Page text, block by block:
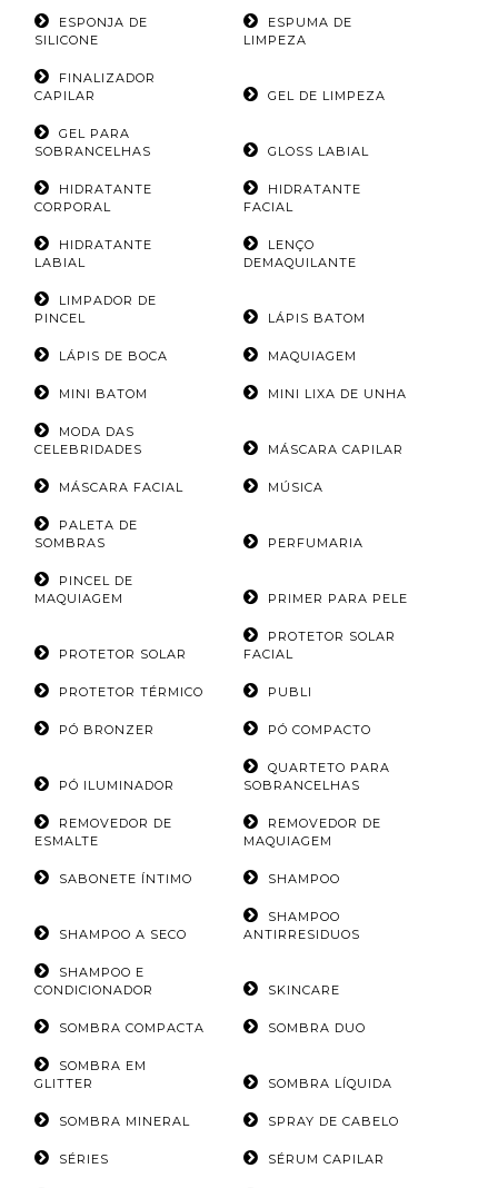
ESPONJA DE
SILICONE
ESPUMA DE
LIMPEZA
FINALIZADOR
CAPILAR
GEL DE LIMPEZA
GEL PARA
SOBRANCELHAS
GLOSS LABIAL
HIDRATANTE
CORPORAL
HIDRATANTE
FACIAL
HIDRATANTE
LABIAL
LENÇO
DEMAQUILANTE
LIMPADOR DE
PINCEL
LÁPIS BATOM
LÁPIS DE BOCA MAQUIAGEM
MINI BATOM MINI LIXA DE UNHA
MODA DAS
CELEBRIDADES
MÁSCARA CAPILAR
MÁSCARA FACIAL MÚSICA
PALETA DE
SOMBRAS
PERFUMARIA
PINCEL DE
MAQUIAGEM
PRIMER PARA PELE
PROTETOR SOLAR
PROTETOR SOLAR
FACIAL
PROTETOR TÉRMICO PUBLI
PÓ BRONZER PÓ COMPACTO
PÓ ILUMINADOR
QUARTETO PARA
SOBRANCELHAS
REMOVEDOR DE
ESMALTE
REMOVEDOR DE
MAQUIAGEM
SABONETE ÍNTIMO SHAMPOO
SHAMPOO A SECO
SHAMPOO
ANTIRRESIDUOS
SHAMPOO E
CONDICIONADOR
SKINCARE
SOMBRA COMPACTA SOMBRA DUO
SOMBRA EM
GLITTER
SOMBRA LÍQUIDA
SOMBRA MINERAL SPRAY DE CABELO
SÉRIES SÉRUM CAPILAR